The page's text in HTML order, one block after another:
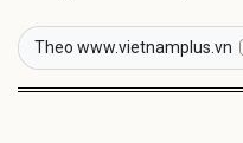
Theo www.vietnamplus.vn